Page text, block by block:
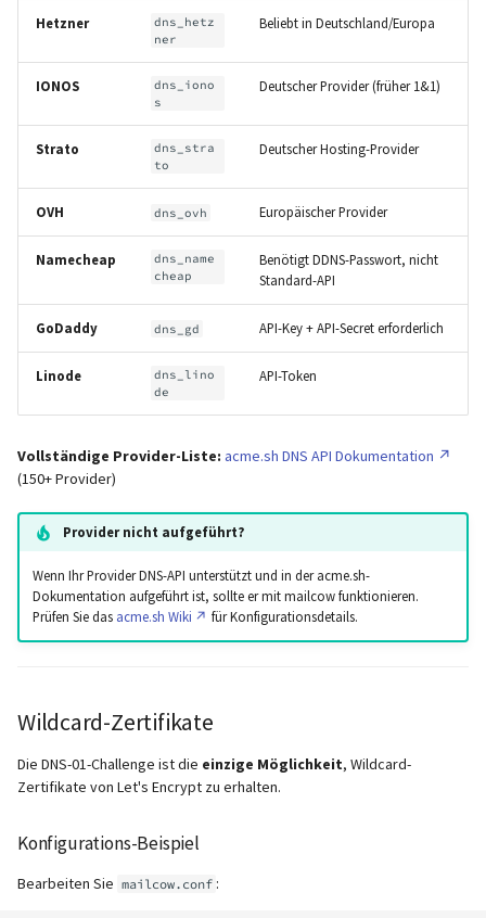
Hetzner
dns_hetz
ner
Beliebt in Deutschland/Europa
IONOS
dns_iono
s
Deutscher Provider (früher 1&1)
Strato
dns_stra
to
Deutscher Hosting-Provider
OVH dns_ovh Europäischer Provider
Namecheap
dns_name
cheap
Benötigt DDNS-Passwort, nicht
Standard-API
GoDaddy dns_gd API-Key + API-Secret erforderlich
Linode
dns_lino
de
API-Token
Vollständige Provider-Liste: acme.sh DNS API Dokumentation
(150+ Provider)
Provider nicht aufgeführt?
Wenn Ihr Provider DNS-API unterstützt und in der acme.sh-
Dokumentation aufgeführt ist, sollte er mit mailcow funktionieren.
Prüfen Sie das acme.sh Wiki für Konfigurationsdetails.
Wildcard-Zertifikate
Die DNS-01-Challenge ist die einzige Möglichkeit, Wildcard-
Zertifikate von Let's Encrypt zu erhalten.
Konfigurations-Beispiel
Bearbeiten Sie mailcow.conf :